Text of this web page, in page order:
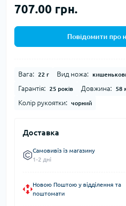
707.00 грн.
Повідомити про
Вага: 22 г Вид ножа:
Гарантія: 25 років Довжина: 58
Колір рукоятки: чорний
Доставка
Самовивіз із магазину
1-2 дні
Новою Поштою у відділення та
поштомати